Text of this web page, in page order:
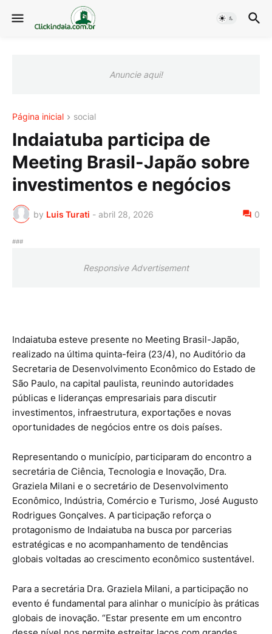
Anuncie aqui!
Página inicial social
Indaiatuba participa de
Meeting Brasil-Japão sobre
investimentos e negócios
by Luis Turati - abril 28, 2026 0
###
Responsive Advertisement
Indaiatuba esteve presente no Meeting Brasil-Japão,
realizado na última quinta-feira (23/4), no Auditório da
Secretaria de Desenvolvimento Econômico do Estado de
São Paulo, na capital paulista, reunindo autoridades
públicas e lideranças empresariais para discutir
investimentos, infraestrutura, exportações e novas
oportunidades de negócios entre os dois países.
Representando o município, participaram do encontro a
secretária de Ciência, Tecnologia e Inovação, Dra.
Graziela Milani e o secretário de Desenvolvimento
Econômico, Indústria, Comércio e Turismo, José Augusto
Rodrigues Gonçalves. A participação reforça o
protagonismo de Indaiatuba na busca por parcerias
estratégicas e no acompanhamento de tendências
globais voltadas ao crescimento econômico sustentável.
Para a secretária Dra. Graziela Milani, a participação no
evento é fundamental para alinhar o município às práticas
globais de inovação. “Estar presente em um encontro